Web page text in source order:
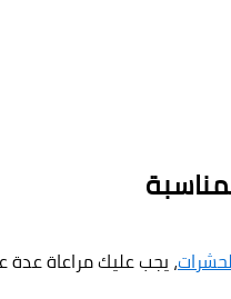
، يجب عليك مراعاة عدة